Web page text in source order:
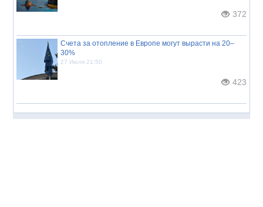
372
Счета за отопление в Европе могут вырасти на 20–
30%
27 Июля 21:50
423